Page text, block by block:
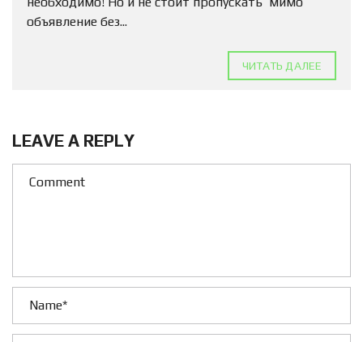
объявление без...
ЧИТАТЬ ДАЛЕЕ
LEAVE A REPLY